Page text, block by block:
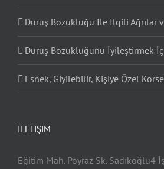
Duruş Bozukluğu İle İlgili Ağrılar
Duruş Bozukluğunu İyileştirmek
Esnek, Giyilebilir, Kişiye Özel Korse
İLETIŞIM
Eğitim Mah. Poyraz Sk. Sadıkoğlu4